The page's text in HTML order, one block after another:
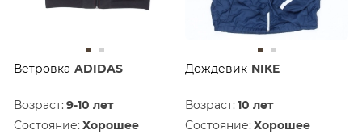
Ветровка ADIDAS
Возраст: 9-10 лет
Состояние: Хорошее
Дождевик NIKE
Возраст: 10 лет
Состояние: Хорошее